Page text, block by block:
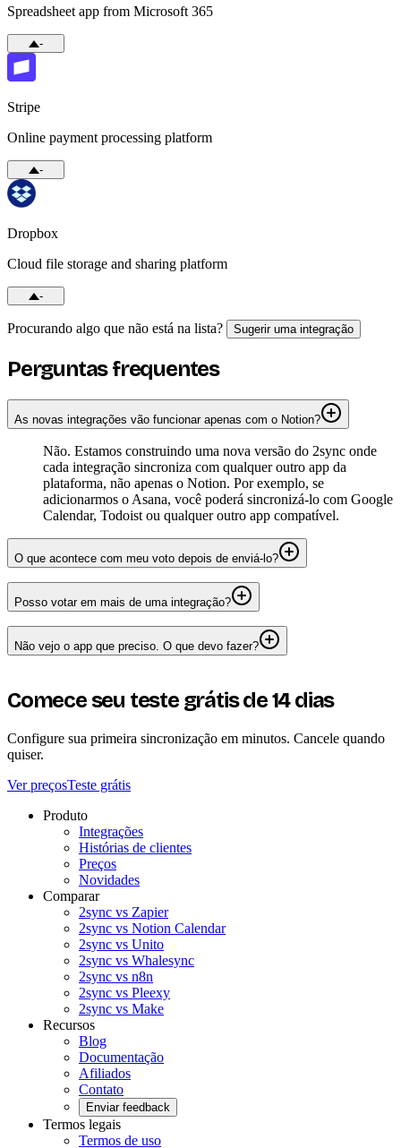
Spreadsheet app from Microsoft 365
-
Stripe
Online payment processing platform
-
Dropbox
Cloud file storage and sharing platform
-
Procurando algo que não está na lista? Sugerir uma integração
Perguntas frequentes
As novas integrações vão funcionar apenas com o Notion?
Não. Estamos construindo uma nova versão do 2sync onde
cada integração sincroniza com qualquer outro app da
plataforma, não apenas o Notion. Por exemplo, se
adicionarmos o Asana, você poderá sincronizá-lo com Google
Calendar, Todoist ou qualquer outro app compatível.
O que acontece com meu voto depois de enviá-lo?
Posso votar em mais de uma integração?
Não vejo o app que preciso. O que devo fazer?
Comece seu teste grátis de 14 dias
Configure sua primeira sincronização em minutos. Cancele quando
quiser.
Ver preçosTeste grátis
Produto
Integrações
Histórias de clientes
Preços
Novidades
Comparar
2sync vs Zapier
2sync vs Notion Calendar
2sync vs Unito
2sync vs Whalesync
2sync vs n8n
2sync vs Pleexy
2sync vs Make
Recursos
Blog
Documentação
Afiliados
Contato
Enviar feedback
Termos legais
Termos de uso